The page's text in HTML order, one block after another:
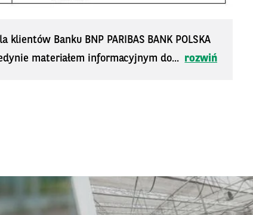
Banku BNP PARIBAS BANK POLSKA
materiałem informacyjnym do... rozwiń